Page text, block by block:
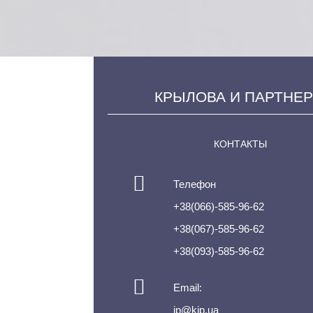
КРЫЛОВА И
КОНТАКТЫ
Телефон
+38(066)-585-96-62
+38(067)-585-96-62
+38(093)-585-96-62
Email:
ip@kip.ua